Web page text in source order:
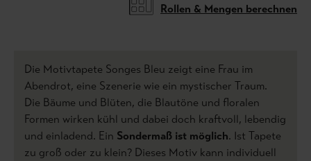
Rollen & Mengen berechnen
Die Motivtapete Songes Bleu zeigt eine Frau im
Abendrot, eine Szenerie wie ein mystischer Traum.
Die Bäume und Blüten, die Blautöne und floralen
Formen wirken kühl und dabei doch kraftvoll, lebendig
und einladend. Ein Sondermaß ist möglich. Ist Tapete
zu groß oder zu klein? Dieses Motiv kann individuell